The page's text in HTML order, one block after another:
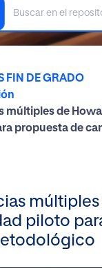
FIN DE GRADO
múltiples de
propuesta de
piloto